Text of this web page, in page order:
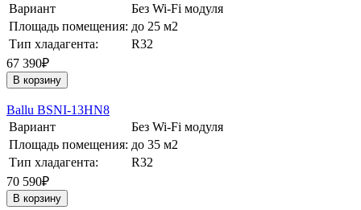
Вариант
Без Wi-Fi модуля
Площадь помещения: до 25 м2
Тип хладагента:
R32
67 390₽
В корзину
Ballu BSNI-13HN8
Вариант
Без Wi-Fi модуля
Площадь помещения: до 35 м2
Тип хладагента:
R32
70 590₽
В корзину